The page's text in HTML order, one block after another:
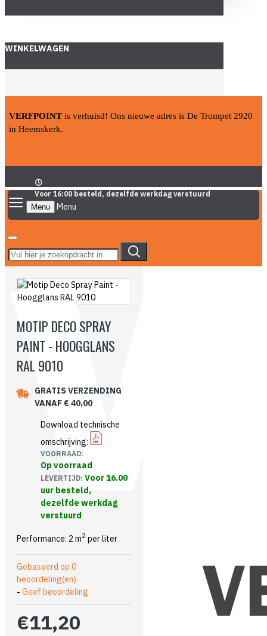
WINKELWAGEN
VERFPOINT is verhuisd! Ons nieuwe adres is De Trompet 2920
in Heemskerk.
Voor 16:00 besteld, dezelfde werkdag verstuurd
Menu
MOTIP DECO SPRAY
PAINT - HOOGGLANS
RAL 9010
GRATIS VERZENDING
VANAF € 40,00
Download technische
omschrijving:
VOORRAAD:
Op voorraad
LEVERTIJD: Voor 16.00
uur besteld,
dezelfde werkdag
verstuurd
Performance: 2 m2 per liter
Gebaseerd op 0
beoordeling(en).
- Geef beoordeling
€11,20